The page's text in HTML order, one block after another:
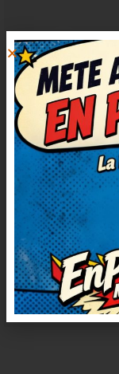
25
at 5:04
Me he
chiste,
quedo
genial.
nos